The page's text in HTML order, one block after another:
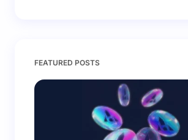
Save my name and email in this
Submit Comment
FEATURED POSTS